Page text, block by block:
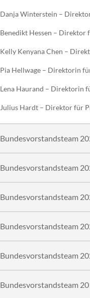
Danja Winterstein –
Benedikt Hessen – Direktor
Kelly Kenyana Chen –
Pia Hellwage – Direktorin
Lena Haurand – Direktorin
Julius Hardt – Direktor für
Bundesvorstandsteam
Bundesvorstandsteam
Bundesvorstandsteam
Bundesvorstandsteam
Bundesvorstandsteam
Bundesvorstandsteam